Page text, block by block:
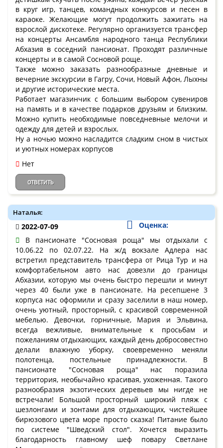
в круг игр, танцев, командных конкурсов и песен в
караоке. Желающие могут продолжить зажигать на
взрослой дискотеке. Регулярно организуется трансфер
на концерты Ансамбля народного танца Республики
Абхазия в соседний пансионат. Проходят различные
концерты и в самой Сосновой роще.
Также можно заказать разнообразные дневные и
вечерние экскурсии в Гагру, Сочи, Новый Афон, Лыхны
и другие исторические места.
Работает магазинчик с большим выбором сувениров
на память и в качестве подарков друзьям и близким.
Можно купить необходимые повседневные мелочи и
одежду для детей и взрослых.
Ну а ночью можно насладится сладким сном в чистых
и уютных номерах корпусов
Нет
ОТВЕТИТЬ
Наталья:
2022-07-09
Оценка:
В пансионате "Сосновая роща" мы отдыхали с
10.06.22 по 02.07.22. На ж/д вокзале Адлера нас
встретил представитель трансфера от Рица Тур и на
комфортабельном авто нас довезли до границы
Абхазии, которую мы очень быстро перешли и минут
через 40 были уже в пансионате. На ресепшене 3
корпуса нас оформили и сразу заселили в наш номер,
очень уютный, просторный, с красивой современной
мебелью. Девочки, горничные, Мария и Эльвина,
всегда вежливые, внимательные к просьбам и
пожеланиям отдыхающих, каждый день добросовестно
делали влажную уборку, своевременно меняли
полотенца, постельные принадлежности. В
пансионате "Сосновая роща" нас поразила
территория, необычайно красивая, ухоженная. Такого
разнообразия экзотических деревьев мы нигде не
встречали! Большой просторный широкий пляж с
шезлонгами и зонтами для отдыхающих, чистейшее
бирюзового цвета море просто сказка! Питание было
по системе "Шведский стол". Хочется выразить
благодарность главному шеф повару Светлане